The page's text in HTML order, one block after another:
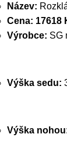
Název:
Cena: 17618
Výrobce: SG
Výška sedu:
Výška